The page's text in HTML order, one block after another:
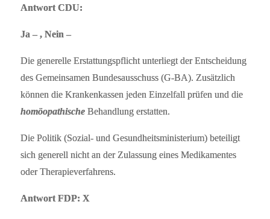
Antwort CDU:
Ja – , Nein –
Die generelle Erstattungspflicht unterliegt der Entscheidung
des Gemeinsamen Bundesausschuss (G-BA). Zusätzlich
können die Krankenkassen jeden Einzelfall prüfen und die
homöopathische Behandlung erstatten.
Die Politik (Sozial- und Gesundheitsministerium) beteiligt
sich generell nicht an der Zulassung eines Medikamentes
oder Therapieverfahrens.
Antwort FDP: X